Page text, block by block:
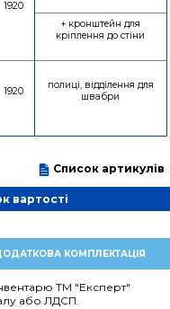
1920
+ кронштейн для
кріплення до стіни
1920
полиці, відділення для
швабри
Список артикулів
вартості
КОМПЛЕКТАЦІЯ
ТМ "Експерт"
або ЛДСП.